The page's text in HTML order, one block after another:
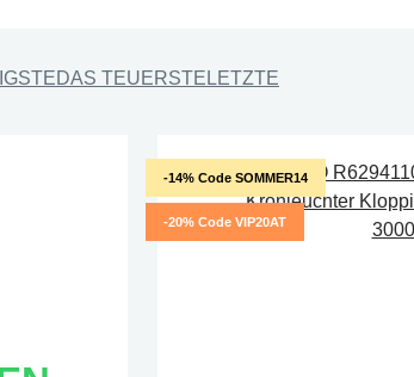
DAS TEUERSTE LETZTE
-14% Code SOMMER14
-20% Code VIP20AT